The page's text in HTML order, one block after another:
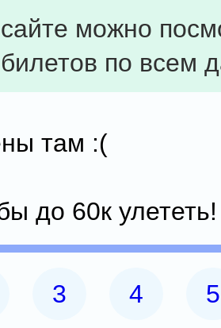
можно
по всем
там :(
до 60к
3 4 5